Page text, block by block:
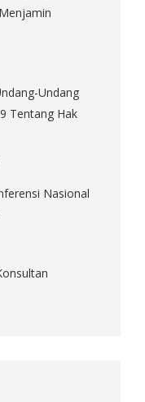
Undang
Tentang Hak
Nasional